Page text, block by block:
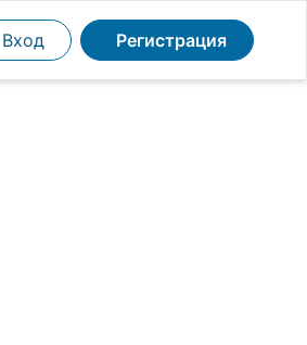
Вход Регистрация